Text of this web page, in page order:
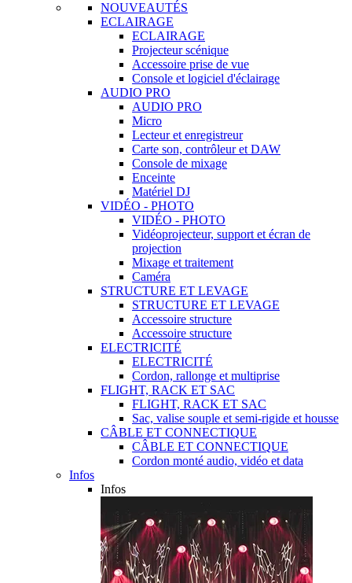
NOUVEAUTÉS
ECLAIRAGE
ECLAIRAGE
Projecteur scénique
Accessoire prise de vue
Console et logiciel d'éclairage
AUDIO PRO
AUDIO PRO
Micro
Lecteur et enregistreur
Carte son, contrôleur et DAW
Console de mixage
Enceinte
Matériel DJ
VIDÉO - PHOTO
VIDÉO - PHOTO
Vidéoprojecteur, support et écran de
projection
Mixage et traitement
Caméra
STRUCTURE ET LEVAGE
STRUCTURE ET LEVAGE
Accessoire structure
Accessoire structure
ELECTRICITÉ
ELECTRICITÉ
Cordon, rallonge et multiprise
FLIGHT, RACK ET SAC
FLIGHT, RACK ET SAC
Sac, valise souple et semi-rigide et housse
CÂBLE ET CONNECTIQUE
CÂBLE ET CONNECTIQUE
Cordon monté audio, vidéo et data
Infos
Infos